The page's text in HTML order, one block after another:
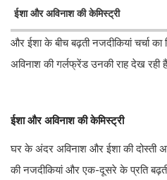
ईशा और अविनाश की केमिस्ट्री
और ईशा के बीच बढ़ती नजदीकियां चर्चा का
अविनाश की गर्लफ्रेंड उनकी राह देख रही
ईशा और अविनाश की केमिस्ट्री
घर के अंदर अविनाश और ईशा की दोस्ती
की नजदीकियां और एक-दूसरे के प्रति बढ़ती